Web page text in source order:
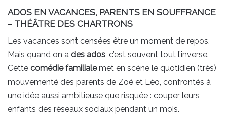
ADOS EN VACANCES, PARENTS EN SOUFFRANCE
– THÉÂTRE DES CHARTRONS
Les vacances sont censées être un moment de repos.
Mais quand on a des ados, c’est souvent tout l’inverse.
Cette comédie familialemet en scène le quotidien (très)
mouvementé des parents de Zoé et Léo, confrontés à
une idée aussi ambitieuse que risquée : couper leurs
enfants des réseaux sociaux pendant un mois.